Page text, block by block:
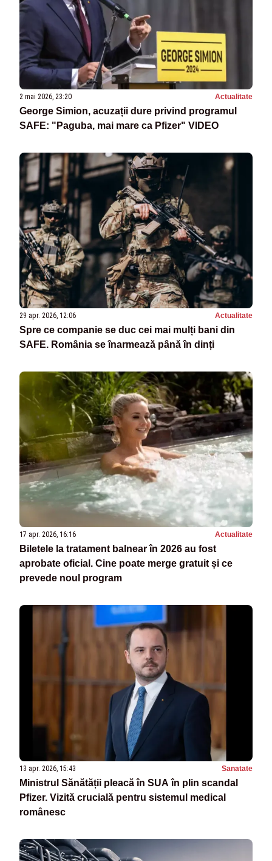
2 mai 2026, 23:20 Actualitate
George Simion, acuzații dure privind programul
SAFE: "Paguba, mai mare ca Pfizer" VIDEO
29 apr. 2026, 12:06 Actualitate
Spre ce companie se duc cei mai mulți bani din
SAFE. România se înarmează până în dinți
17 apr. 2026, 16:16 Actualitate
Biletele la tratament balnear în 2026 au fost
aprobate oficial. Cine poate merge gratuit și ce
prevede noul program
13 apr. 2026, 15:43 Sanatate
Ministrul Sănătății pleacă în SUA în plin scandal
Pfizer. Vizită crucială pentru sistemul medical
românesc